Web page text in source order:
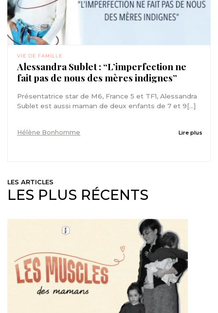
VIE DE FAMILLE
Alessandra Sublet : “L’imperfection ne
fait pas de nous des mères indignes”
Présentatrice star de M6, France 5 et TF1, Alessandra
Sublet est aussi maman de deux enfants de 7 et 9[...]
Hélène Bonhomme Lire plus
LES ARTICLES
LES PLUS RÉCENTS